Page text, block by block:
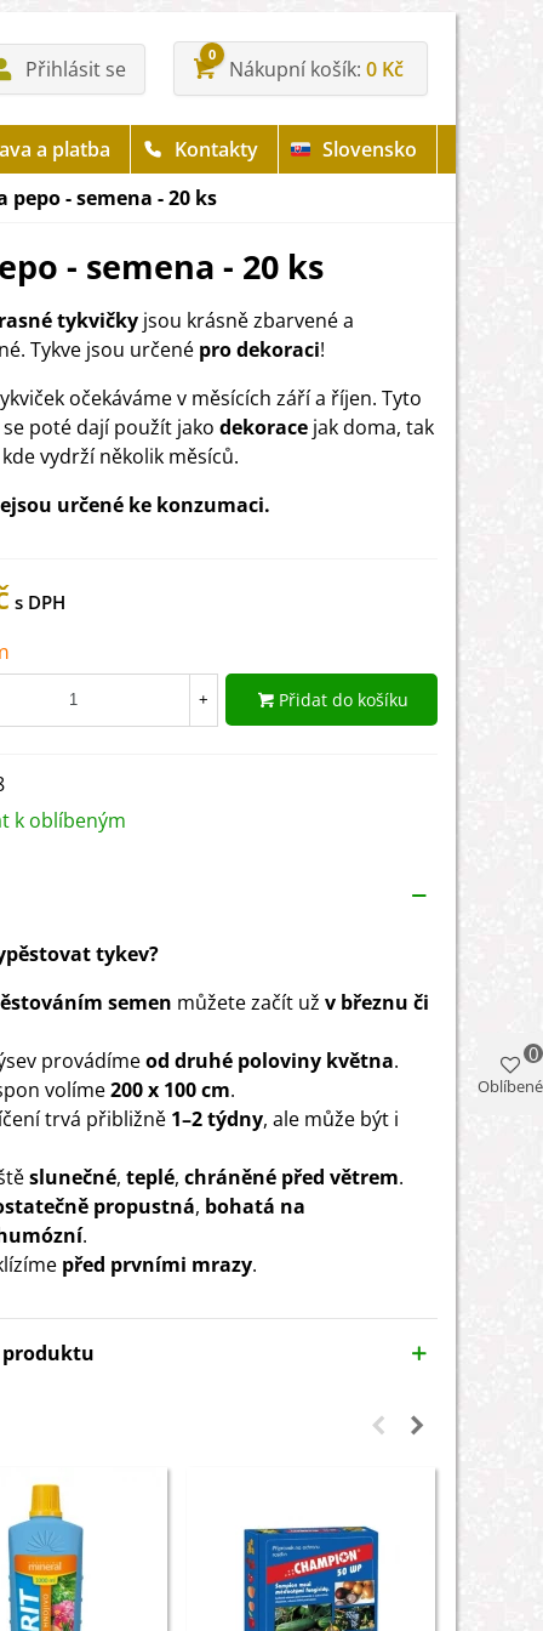
Přihlásit se
0
Nákupní košík 0 Kč
a platba Kontakty
Slovensko
- semena - 20 ks
- semena - 20 ks
tykvičky jsou krásně zbarvené a
Tykve jsou určené pro dekoraci!
očekáváme v měsících září a říjen. Tyto
poté dají použít jako dekorace jak doma, tak
vydrží několik měsíců.
určené ke konzumaci.
+ Přidat do košíku
k oblíbeným
tykev?
semen můžete začít už v březnu či
provádímeod druhé poloviny května.
volíme200 x 100 cm.
trvá přibližně 1–2 týdny, ale může být i
slunečné, teplé, chráněné před větrem.
propustná, bohatá na
.
před prvními mrazy.
Oblíbené
0